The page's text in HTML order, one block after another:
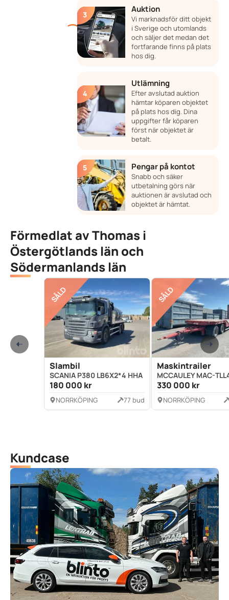
Auktion
Vi marknadsför ditt objekt
i Sverige och utomlands
och säljer det medan det
fortfarande finns på plats
hos dig.
Utlämning
Efter avslutad auktion
hämtar köparen objektet
på plats hos dig. Dina
uppgifter får köparen
först när objektet är
betalt.
Pengar på kontot
Snabb och säker
utbetalning görs när
auktionen är avslutad och
objektet är hämtat.
Förmedlat av Thomas i
Östergötlands län och
Södermanlands län
SÅLD
Slambil
SCANIA P380 LB6X2*4 HHA
180 000 kr
NORRKÖPING 77 bud
SÅLD
Maskintrailer
MCCAULEY MAC-
330 000 kr
NORRKÖPING
Kundcase